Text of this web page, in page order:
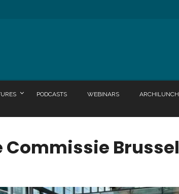
PODCASTS WEBINARS ARCHILUNCH
Commissie Brussel